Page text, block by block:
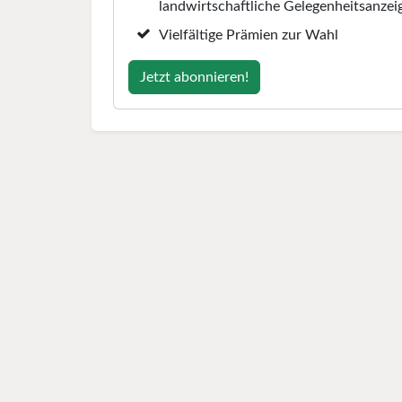
landwirtschaftliche
Vielfältige Prämien zur Wahl
Jetzt abonnieren!